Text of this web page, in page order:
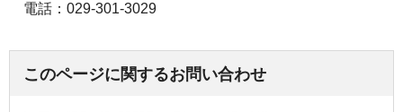
電話：029-301-3029
このページに関するお問い合わせ